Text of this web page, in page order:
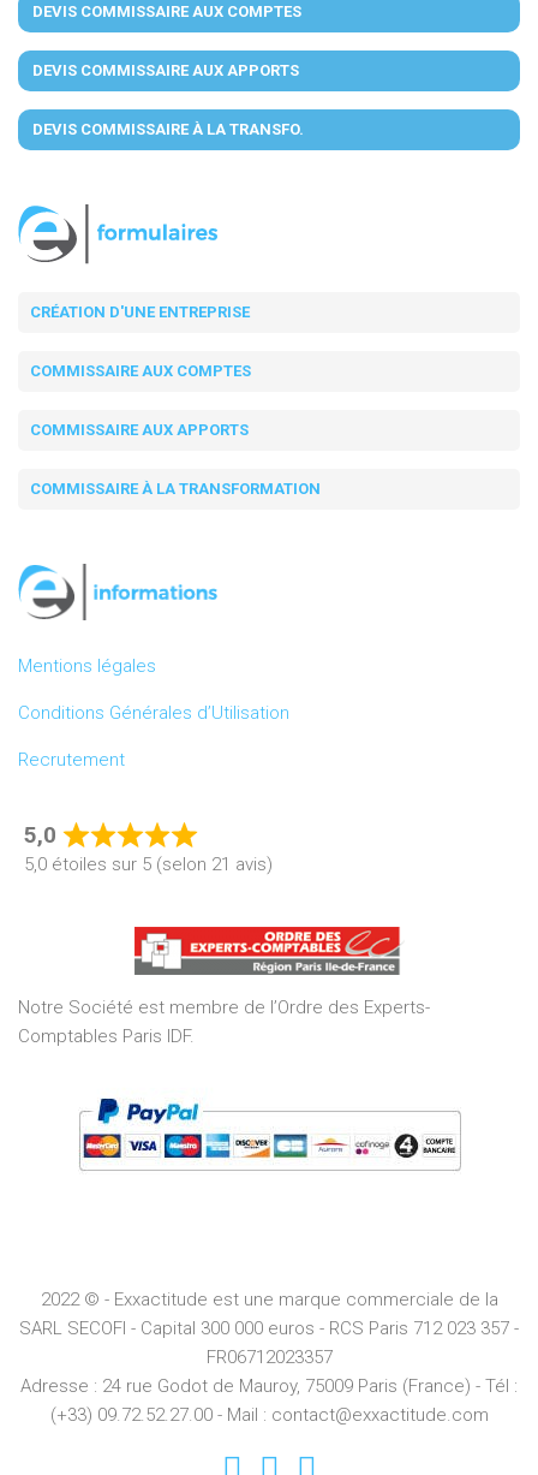
DEVIS COMMISSAIRE AUX COMPTES
DEVIS COMMISSAIRE AUX APPORTS
DEVIS COMMISSAIRE À LA TRANSFO.
CRÉATION D'UNE ENTREPRISE
COMMISSAIRE AUX COMPTES
COMMISSAIRE AUX APPORTS
COMMISSAIRE À LA TRANSFORMATION
Mentions légales
Conditions Générales d’Utilisation
Recrutement
5,0
Rated
5,0
of
5
5,0 étoiles sur 5 (selon 21 avis)
Notre Société est membre de l’Ordre des Experts-
Comptables Paris IDF.
2022 © - Exxactitude est une marque commerciale de la
SARL SECOFI - Capital 300 000 euros - RCS Paris 712 023 357 -
FR06712023357
Adresse : 24 rue Godot de Mauroy, 75009 Paris (France) - Tél :
(+33) 09.72.52.27.00 - Mail : contact@exxactitude.com